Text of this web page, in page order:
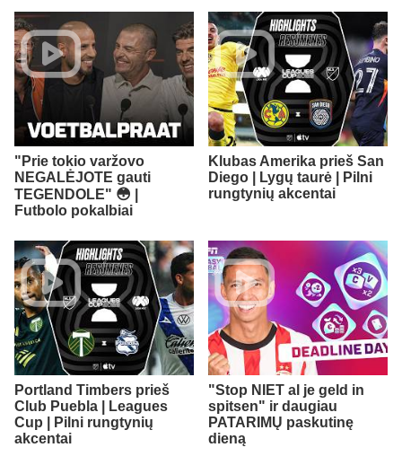
"Prie tokio varžovo
NEGALĖJOTE gauti
TEGENDOLE" 😳 |
Futbolo pokalbiai
Klubas Amerika prieš San
Diego | Lygų taurė | Pilni
rungtynių akcentai
Portland Timbers prieš
Club Puebla | Leagues
Cup | Pilni rungtynių
akcentai
"Stop NIET al je geld in
spitsen" ir daugiau
PATARIMŲ paskutinę
dieną